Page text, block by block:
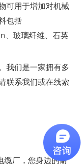
可用于增加对机械
包括
、玻璃纤维、石英
我们是一家拥有多
联系我们或在线索
缆厂，您身边的耐